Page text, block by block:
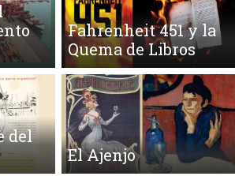
Fahrenheit 451 y la
Quema de Libros
del
El Ajenjo